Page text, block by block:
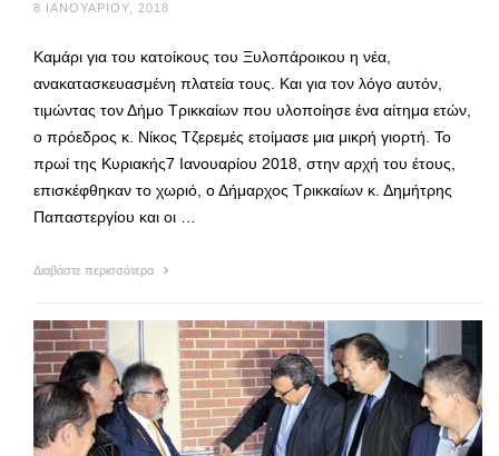
8 ΙΑΝΟΥΑΡΊΟΥ, 2018
Καμάρι για του κατοίκους του Ξυλοπάροικου η νέα,
ανακατασκευασμένη πλατεία τους. Και για τον λόγο αυτόν,
τιμώντας τον Δήμο Τρικκαίων που υλοποίησε ένα αίτημα ετών,
ο πρόεδρος κ. Νίκος Τζερεμές ετοίμασε μια μικρή γιορτή. Το
πρωί της Κυριακής7 Ιανουαρίου 2018, στην αρχή του έτους,
επισκέφθηκαν το χωριό, ο Δήμαρχος Τρικκαίων κ. Δημήτρης
Παπαστεργίου και οι …
Διαβάστε περισσότερα